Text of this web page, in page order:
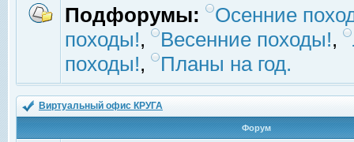
Подфорумы:
Осенние
походы!, Весенние походы!,
походы!, Планы на год.
Виртуальный офис КРУГА
Форум